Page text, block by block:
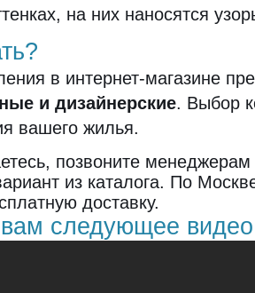
на них наносятся
в интернет-магазине
и дизайнерские. Выбор
вашего жилья.
позвоните
из каталога. По
доставку.
следующее видео